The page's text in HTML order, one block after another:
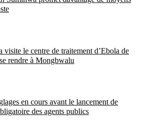
le centre de traitement d’Ebola de
rendre à Mongbwalu
en cours avant le lancement de
des agents publics